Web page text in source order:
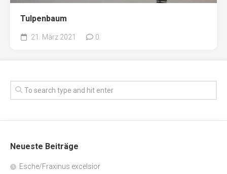
Tulpenbaum
21. März 2021 0
Neueste Beiträge
Esche/Fraxinus excelsior